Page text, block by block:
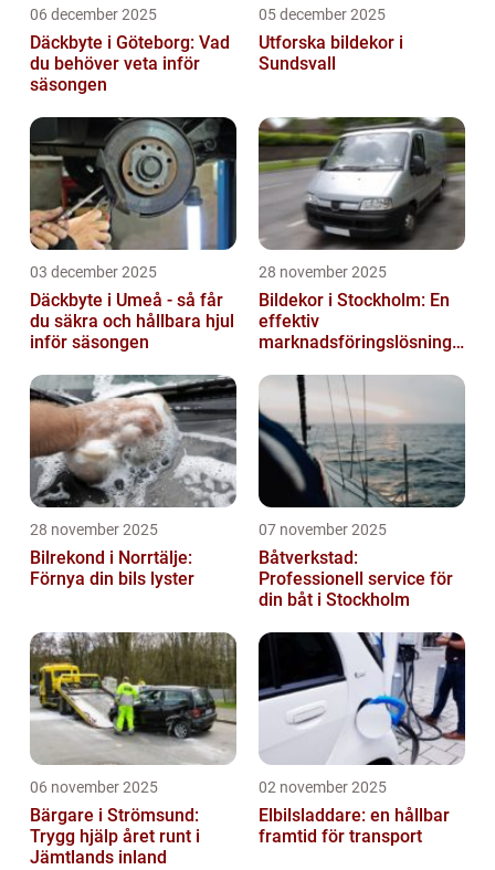
06 december 2025
Däckbyte i Göteborg: Vad
du behöver veta inför
säsongen
05 december 2025
Utforska bildekor i
Sundsvall
03 december 2025
Däckbyte i Umeå - så får
du säkra och hållbara hjul
inför säsongen
28 november 2025
Bildekor i Stockholm: En
effektiv
marknadsföringslösning
28 november 2025
Bilrekond i Norrtälje:
Förnya din bils lyster
07 november 2025
Båtverkstad:
Professionell service för
din båt i Stockholm
06 november 2025
Bärgare i Strömsund:
Trygg hjälp året runt i
Jämtlands inland
02 november 2025
Elbilsladdare: en hållbar
framtid för transport